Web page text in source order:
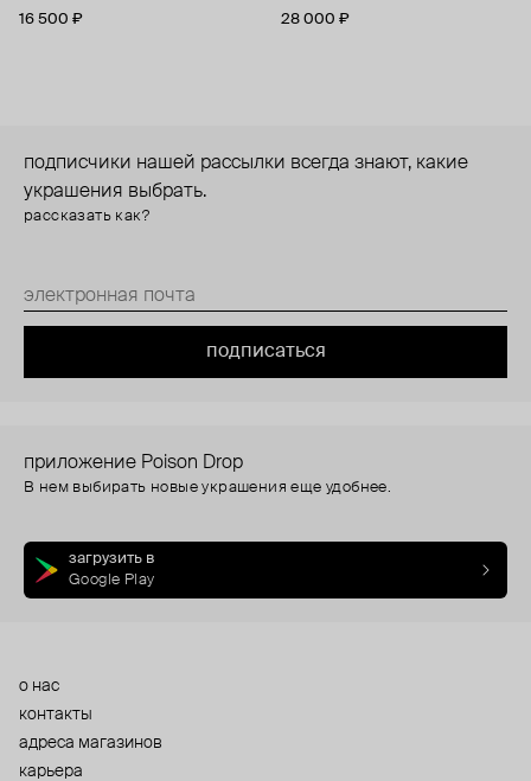
16 500 ₽
28 000 ₽
подписчики нашей рассылки всегда знают, какие
украшения выбрать.
рассказать как?
подписаться
приложение Poison Drop
В нем выбирать новые украшения еще удобнее.
загрузить в
Google Play
о нас
контакты
адреса магазинов
карьера